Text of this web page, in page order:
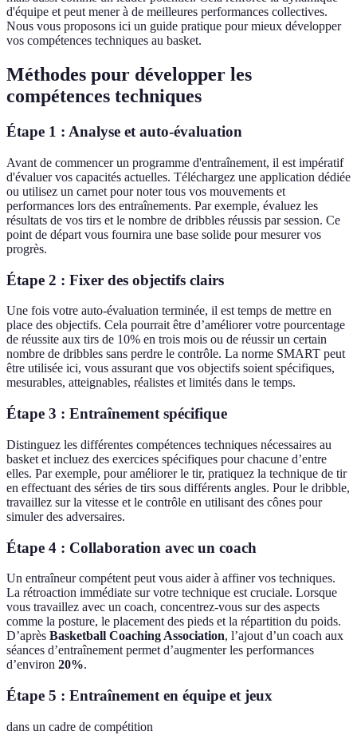
d'équipe et peut mener à de meilleures performances collectives.
Nous vous proposons ici un guide pratique pour mieux développer
vos compétences techniques au basket.
Méthodes pour développer les
compétences techniques
Étape 1 : Analyse et auto-évaluation
Avant de commencer un programme d'entraînement, il est impératif
d'évaluer vos capacités actuelles. Téléchargez une application dédiée
ou utilisez un carnet pour noter tous vos mouvements et
performances lors des entraînements. Par exemple, évaluez les
résultats de vos tirs et le nombre de dribbles réussis par session. Ce
point de départ vous fournira une base solide pour mesurer vos
progrès.
Étape 2 : Fixer des objectifs clairs
Une fois votre auto-évaluation terminée, il est temps de mettre en
place des objectifs. Cela pourrait être d’améliorer votre pourcentage
de réussite aux tirs de 10% en trois mois ou de réussir un certain
nombre de dribbles sans perdre le contrôle. La norme SMART peut
être utilisée ici, vous assurant que vos objectifs soient spécifiques,
mesurables, atteignables, réalistes et limités dans le temps.
Étape 3 : Entraînement spécifique
Distinguez les différentes compétences techniques nécessaires au
basket et incluez des exercices spécifiques pour chacune d’entre
elles. Par exemple, pour améliorer le tir, pratiquez la technique de tir
en effectuant des séries de tirs sous différents angles. Pour le dribble,
travaillez sur la vitesse et le contrôle en utilisant des cônes pour
simuler des adversaires.
Étape 4 : Collaboration avec un coach
Un entraîneur compétent peut vous aider à affiner vos techniques.
La rétroaction immédiate sur votre technique est cruciale. Lorsque
vous travaillez avec un coach, concentrez-vous sur des aspects
comme la posture, le placement des pieds et la répartition du poids.
D’après Basketball Coaching Association, l’ajout d’un coach aux
séances d’entraînement permet d’augmenter les performances
d’environ 20%.
Étape 5 : Entraînement en équipe et jeux
dans un cadre de compétition